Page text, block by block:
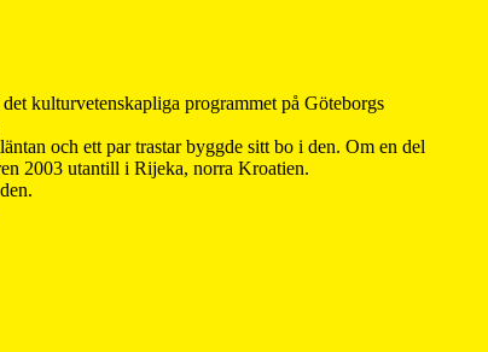
kulturvetenskapliga programmet på Göteborgs
och ett par trastar byggde sitt bo i den. Om en del
2003 utantill i Rijeka, norra Kroatien.